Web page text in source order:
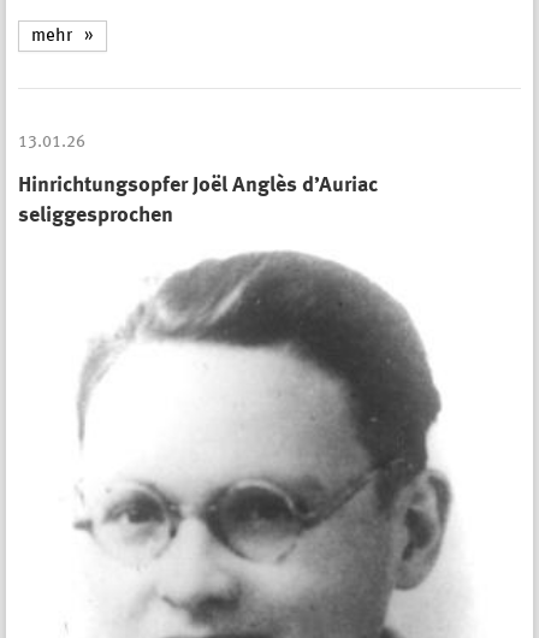
mehr
13.01.26
Hinrichtungsopfer Joël Anglès d’Auriac
seliggesprochen